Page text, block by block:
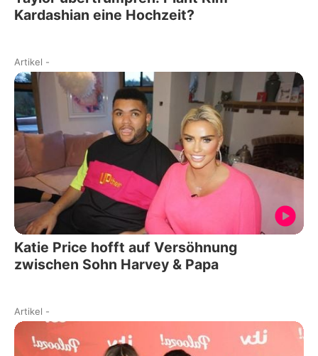
Kardashian eine Hochzeit?
Artikel -
Katie Price hofft auf Versöhnung
zwischen Sohn Harvey & Papa
Artikel -